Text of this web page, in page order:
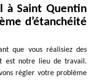
à Saint Quentin
d’étanchéité
que vous réalisiez des
est notre lieu de travail.
régler votre problème